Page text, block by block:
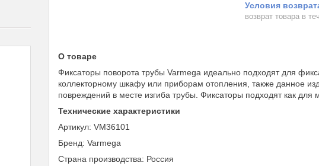
возврат товара в
О товаре
Фиксаторы поворота трубы Varmega идеально подходят для
коллекторному шкафу или приборам отопления, также данное
повреждений в месте изгиба трубы. Фиксаторы подходят как для
Технические характеристики
Артикул: VM36101
Бренд: Varmega
Страна производства: Россия